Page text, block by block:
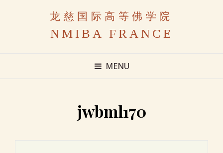
龙慈国际高等佛学院
NMIBA FRANCE
MENU
jwbml170